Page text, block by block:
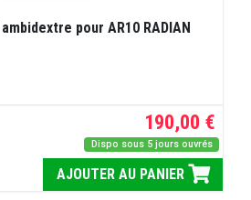
pour AR10 RADIAN
190,00 €
Dispo sous 5 jours ouvrés
AJOUTER AU PANIER